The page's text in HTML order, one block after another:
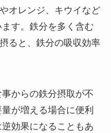
オレンジ、キウイなど
す。鉄分を多く含む
ると、鉄分の吸収効率
からの鉄分摂取が不
が増える場合に便利
効果になることもあ